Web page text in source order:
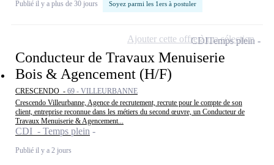
Publié il y a plus de 30 jours Soyez parmi les 1ers à postuler
Conducteur de Travaux Menuiserie
Bois & Agencement (H/F)
CRESCENDO - 69 - VILLEURBANNE
Crescendo Villeurbanne, Agence de recrutement, recrute pour le compte de son
client, entreprise reconnue dans les métiers du second œuvre, un Conducteur de
Travaux Menuiserie & Agencement...
CDI - Temps plein
Publié il y a 2 jours
CDITemps plein
Ajouter cette offre à ma sélection